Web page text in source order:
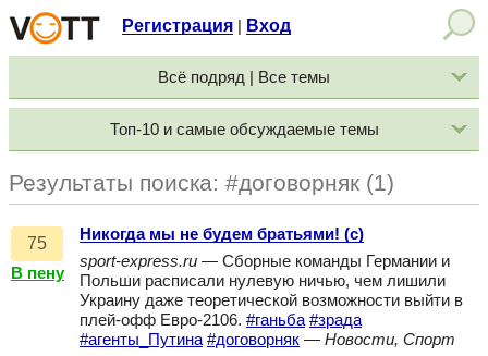
Регистрация Вход
Всё подряд | Все темы
Топ-10 и самые обсуждаемые темы
Результаты поиска: #договорняк (1)
75
В пену
Никогда мы не будем братьями! (с)
sport-express.ru — Сборные команды Германии и
Польши расписали нулевую ничью, чем лишили
Украину даже теоретической возможности выйти в
плей-офф Евро-2106. #ганьба #зрада
#агенты_Путина #договорняк — Новости, Спорт